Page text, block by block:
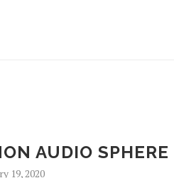
AUDIO SPHERE
19, 2020